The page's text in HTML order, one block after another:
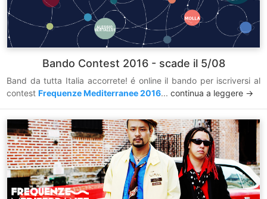
Bando Contest 2016 - scade il 5/08
Band da tutta Italia accorrete! é online il bando per iscriversi al
contestFrequenze Mediterranee 2016...continua a leggere ->